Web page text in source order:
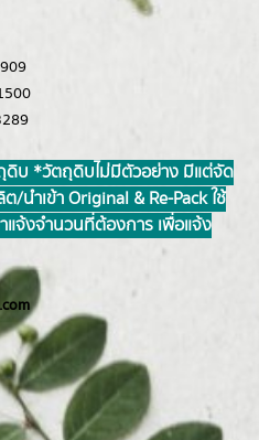
ดิบ *วัตถุดิบไม่มีตัวอย่าง มีแต่จัด
ำเข้า Original & Re-Pack ใช้
แจ้งจำนวนที่ต้องการ เพื่อแจ้ง